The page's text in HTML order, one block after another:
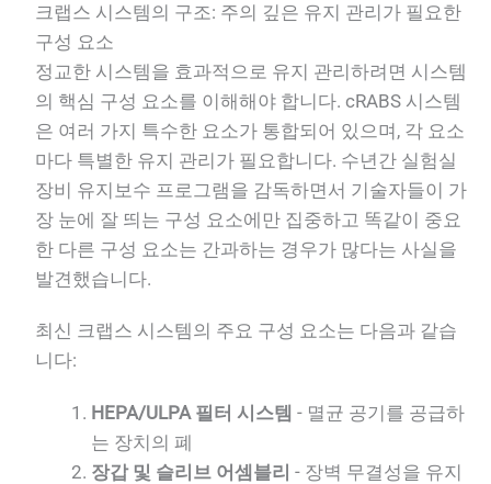
크랩스 시스템의 구조: 주의 깊은 유지 관리가 필요한
구성 요소
정교한 시스템을 효과적으로 유지 관리하려면 시스템
의 핵심 구성 요소를 이해해야 합니다. cRABS 시스템
은 여러 가지 특수한 요소가 통합되어 있으며, 각 요소
마다 특별한 유지 관리가 필요합니다. 수년간 실험실
장비 유지보수 프로그램을 감독하면서 기술자들이 가
장 눈에 잘 띄는 구성 요소에만 집중하고 똑같이 중요
한 다른 구성 요소는 간과하는 경우가 많다는 사실을
발견했습니다.
최신 크랩스 시스템의 주요 구성 요소는 다음과 같습
니다:
HEPA/ULPA 필터 시스템 - 멸균 공기를 공급하
는 장치의 폐
장갑 및 슬리브 어셈블리 - 장벽 무결성을 유지